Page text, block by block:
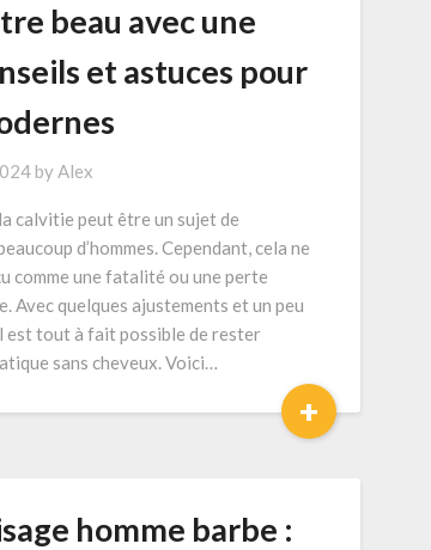
beau avec une
et astuces pour
byAlex
calvitie peut être un sujet de
d’hommes. Cependant, cela ne
comme une fatalité ou une perte
Avec quelques ajustements et un peu
est tout à fait possible de rester
sans cheveux. Voici…
+
homme barbe :